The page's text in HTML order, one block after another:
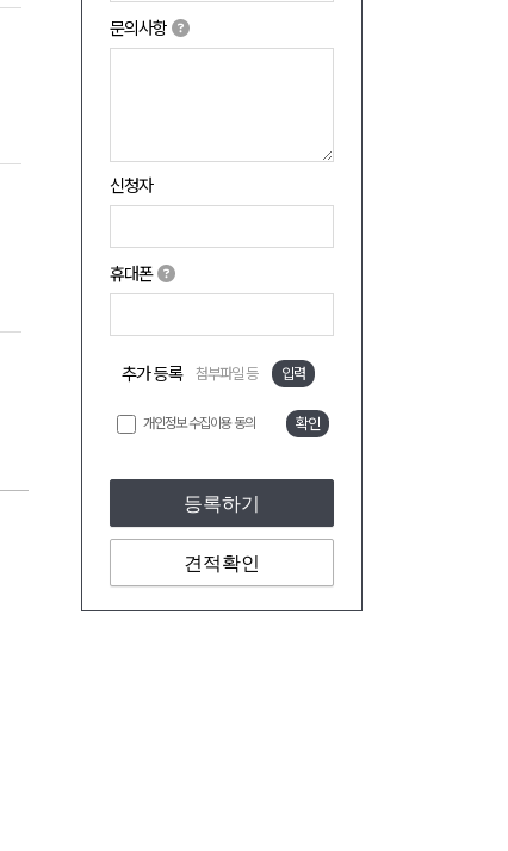
문의사항
신청자
휴대폰
추가 등록 첨부파일 등 입력
개인정보 수집이용 동의 확인
등록하기
견적확인